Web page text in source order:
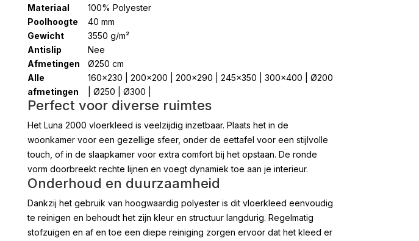
Materiaal
100% Polyester
Poolhoogte
40 mm
Gewicht
3550 g/m²
Antislip
Nee
Afmetingen
Ø250 cm
Alle
afmetingen
160×230 | 200×200 | 200×290 | 245×350 | 300×400 | Ø200
| Ø250 | Ø300 |
Perfect voor diverse ruimtes
Het Luna 2000 vloerkleed is veelzijdig inzetbaar. Plaats het in de
woonkamer voor een gezellige sfeer, onder de eettafel voor een stijlvolle
touch, of in de slaapkamer voor extra comfort bij het opstaan. De ronde
vorm doorbreekt rechte lijnen en voegt dynamiek toe aan je interieur.
Onderhoud en duurzaamheid
Dankzij het gebruik van hoogwaardig polyester is dit vloerkleed eenvoudig
te reinigen en behoudt het zijn kleur en structuur langdurig. Regelmatig
stofzuigen en af en toe een diepe reiniging zorgen ervoor dat het kleed er